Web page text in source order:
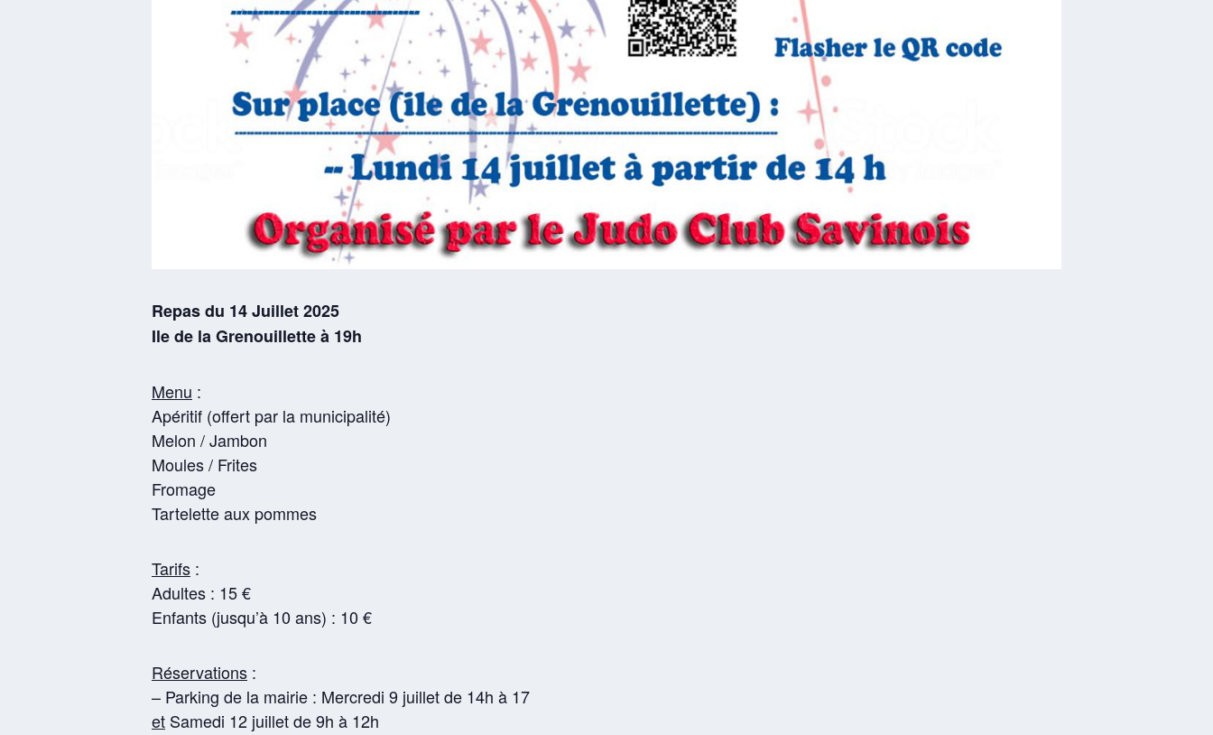
Repas du 14 Juillet 2025
Ile de la Grenouillette à 19h
Menu :
Apéritif (offert par la municipalité)
Melon / Jambon
Moules / Frites
Fromage
Tartelette aux pommes
Tarifs :
Adultes : 15 €
Enfants (jusqu’à 10 ans) : 10 €
Réservations :
– Parking de la mairie : Mercredi 9 juillet de 14h à 17
et Samedi 12 juillet de 9h à 12h